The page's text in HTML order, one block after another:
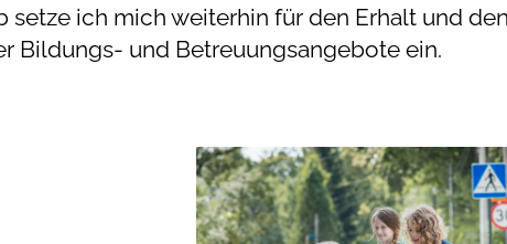
setze ich mich weiterhin für den Erhalt und den
Bildungs- und Betreuungsangebote ein.